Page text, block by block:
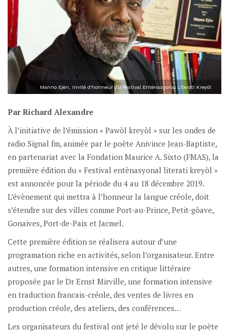
Manno Ejèn, invité d'honneur du Festival Entènasyonal Literati Kreyòl
Par Richard Alexandre
À l’initiative de l’émission « Pawòl kreyòl » sur les ondes de
radio Signal fm, animée par le poète Anivince Jean-Baptiste,
en partenariat avec la Fondation Maurice A. Sixto (FMAS), la
première édition du « Festival entènasyonal literati kreyòl »
est annoncée pour la période du 4 au 18 décembre 2019.
L’évènement qui mettra à l’honneur la langue créole, doit
s’étendre sur des villes comme Port-au-Prince, Petit-gôave,
Gonaives, Port-de-Paix et Jacmel.
Cette première édition se réalisera autour d’une
programation riche en activités, selon l’organisateur. Entre
autres, une formation intensive en critique littéraire
proposée par le Dr Ernst Mirville, une formation intensive
en traduction francais-créole, des ventes de livres en
production créole, des ateliers, des conférences…
Les organisateurs du festival ont jeté le dévolu sur le poète